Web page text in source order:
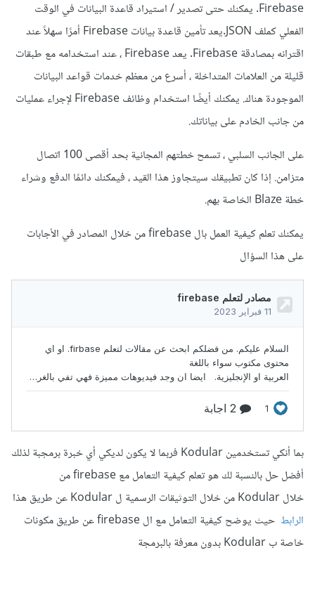
Firebase. يمكنك حتى تصدير / استيراد قاعدة البيانات في الوقت
الفعلي كملف JSON.يعد تأمين قاعدة بيانات Firebase أمرًا سهلاً عند
اقترانه بمصادقة Firebase. يعد Firebase ، عند استخدامه مع طبقات
قليلة من العلامات المتداخلة ، أسرع من معظم خدمات قواعد البيانات
الموجودة هناك. يمكنك أيضًا استخدام وظائف Firebase لإجراء عمليات
من جانب الخادم على بياناتك.
على الجانب السلبي ، تسمح خطتهم المجانية بحد أقصى 100 اتصال
متزامن. إذا كان تطبيقك سيتجاوز هذا القيد ، فيمكنك دائمًا الدفع وشراء
خطة Blaze الخاصة بهم.
يمكنك تعلم كيفية العمل بال firebase من خلال المصادر في الأجابات
على هذا السؤال
بما أنكي تستخدمين Kodular فربما لا يكون لديكي أي خبرة برمجبة لذلك
أفضل حل بالنسبة لك هو تعلم كيفية التعامل مع firebase من
خلال Kodular من خلال التوثيقات الرسمية ل Kodular عن طريق هذا
الرابط
حيث يوضح كيفية التعامل مع ال firebase عن طريق مكونات
خاصة ب Kodular بدون معرفة بالبرمجة